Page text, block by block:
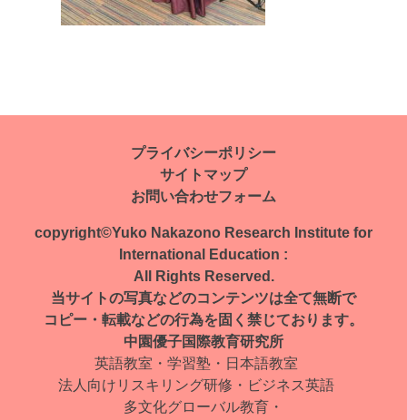
稿
ゲ
シ
ョ
プライバシーポリシー
サイトマップ
お問い合わせフォーム
copyright©Yuko Nakazono Research Institute for
International Education :
All Rights Reserved.
当サイトの写真などのコンテンツは全て無断で
コピー・転載などの行為を固く禁じております。
中園優子国際教育研究所
英語教室・学習塾・日本語教室
法人向けリスキリング研修・ビジネス英語
多文化グローバル教育・